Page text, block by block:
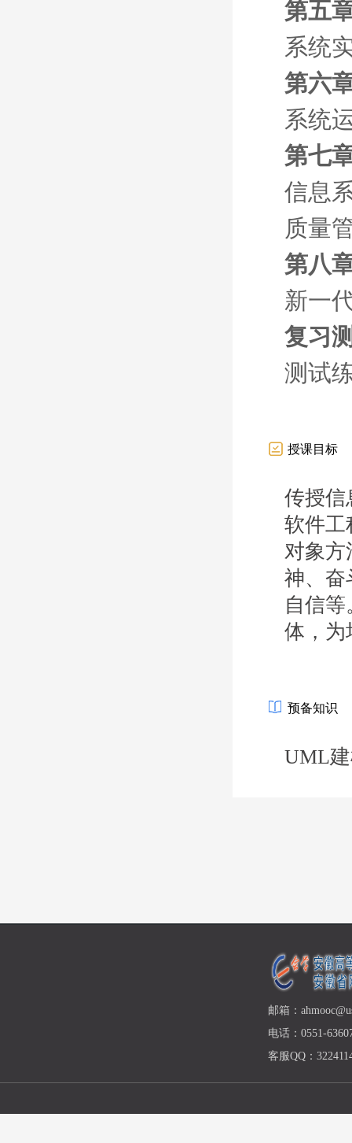
第五
系统
第六
系统
第七
信息
质量
第八
新一
复习
测试
授课目标
传授信
软件工
对象方
神、奋
自信
体，为
预备知识
UML
邮箱：
电话：0551-
客服QQ：